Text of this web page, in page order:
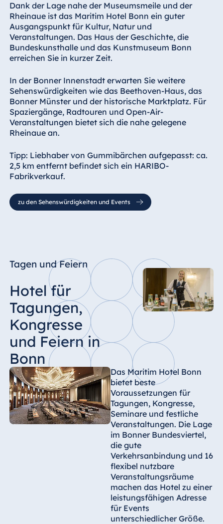
Dank der Lage nahe der Museumsmeile und der
Rheinaue ist das Maritim Hotel Bonn ein guter
Ausgangspunkt für Kultur, Natur und
Veranstaltungen. Das Haus der Geschichte, die
Bundeskunsthalle und das Kunstmuseum Bonn
erreichen Sie in kurzer Zeit.
In der Bonner Innenstadt erwarten Sie weitere
Sehenswürdigkeiten wie das Beethoven-Haus, das
Bonner Münster und der historische Marktplatz. Für
Spaziergänge, Radtouren und Open-Air-
Veranstaltungen bietet sich die nahe gelegene
Rheinaue an.
Tipp: Liebhaber von Gummibärchen aufgepasst: ca.
2,5 km entfernt befindet sich ein HARIBO-
Fabrikverkauf.
zu den Sehenswürdigkeiten und Events
Tagen und Feiern
Hotel für
Tagungen,
Kongresse
und Feiern in
Bonn
Das Maritim Hotel Bonn
bietet beste
Voraussetzungen für
Tagungen, Kongresse,
Seminare und festliche
Veranstaltungen. Die Lage
im Bonner Bundesviertel,
die gute
Verkehrsanbindung und 16
flexibel nutzbare
Veranstaltungsräume
machen das Hotel zu einer
leistungsfähigen Adresse
für Events
unterschiedlicher Größe.